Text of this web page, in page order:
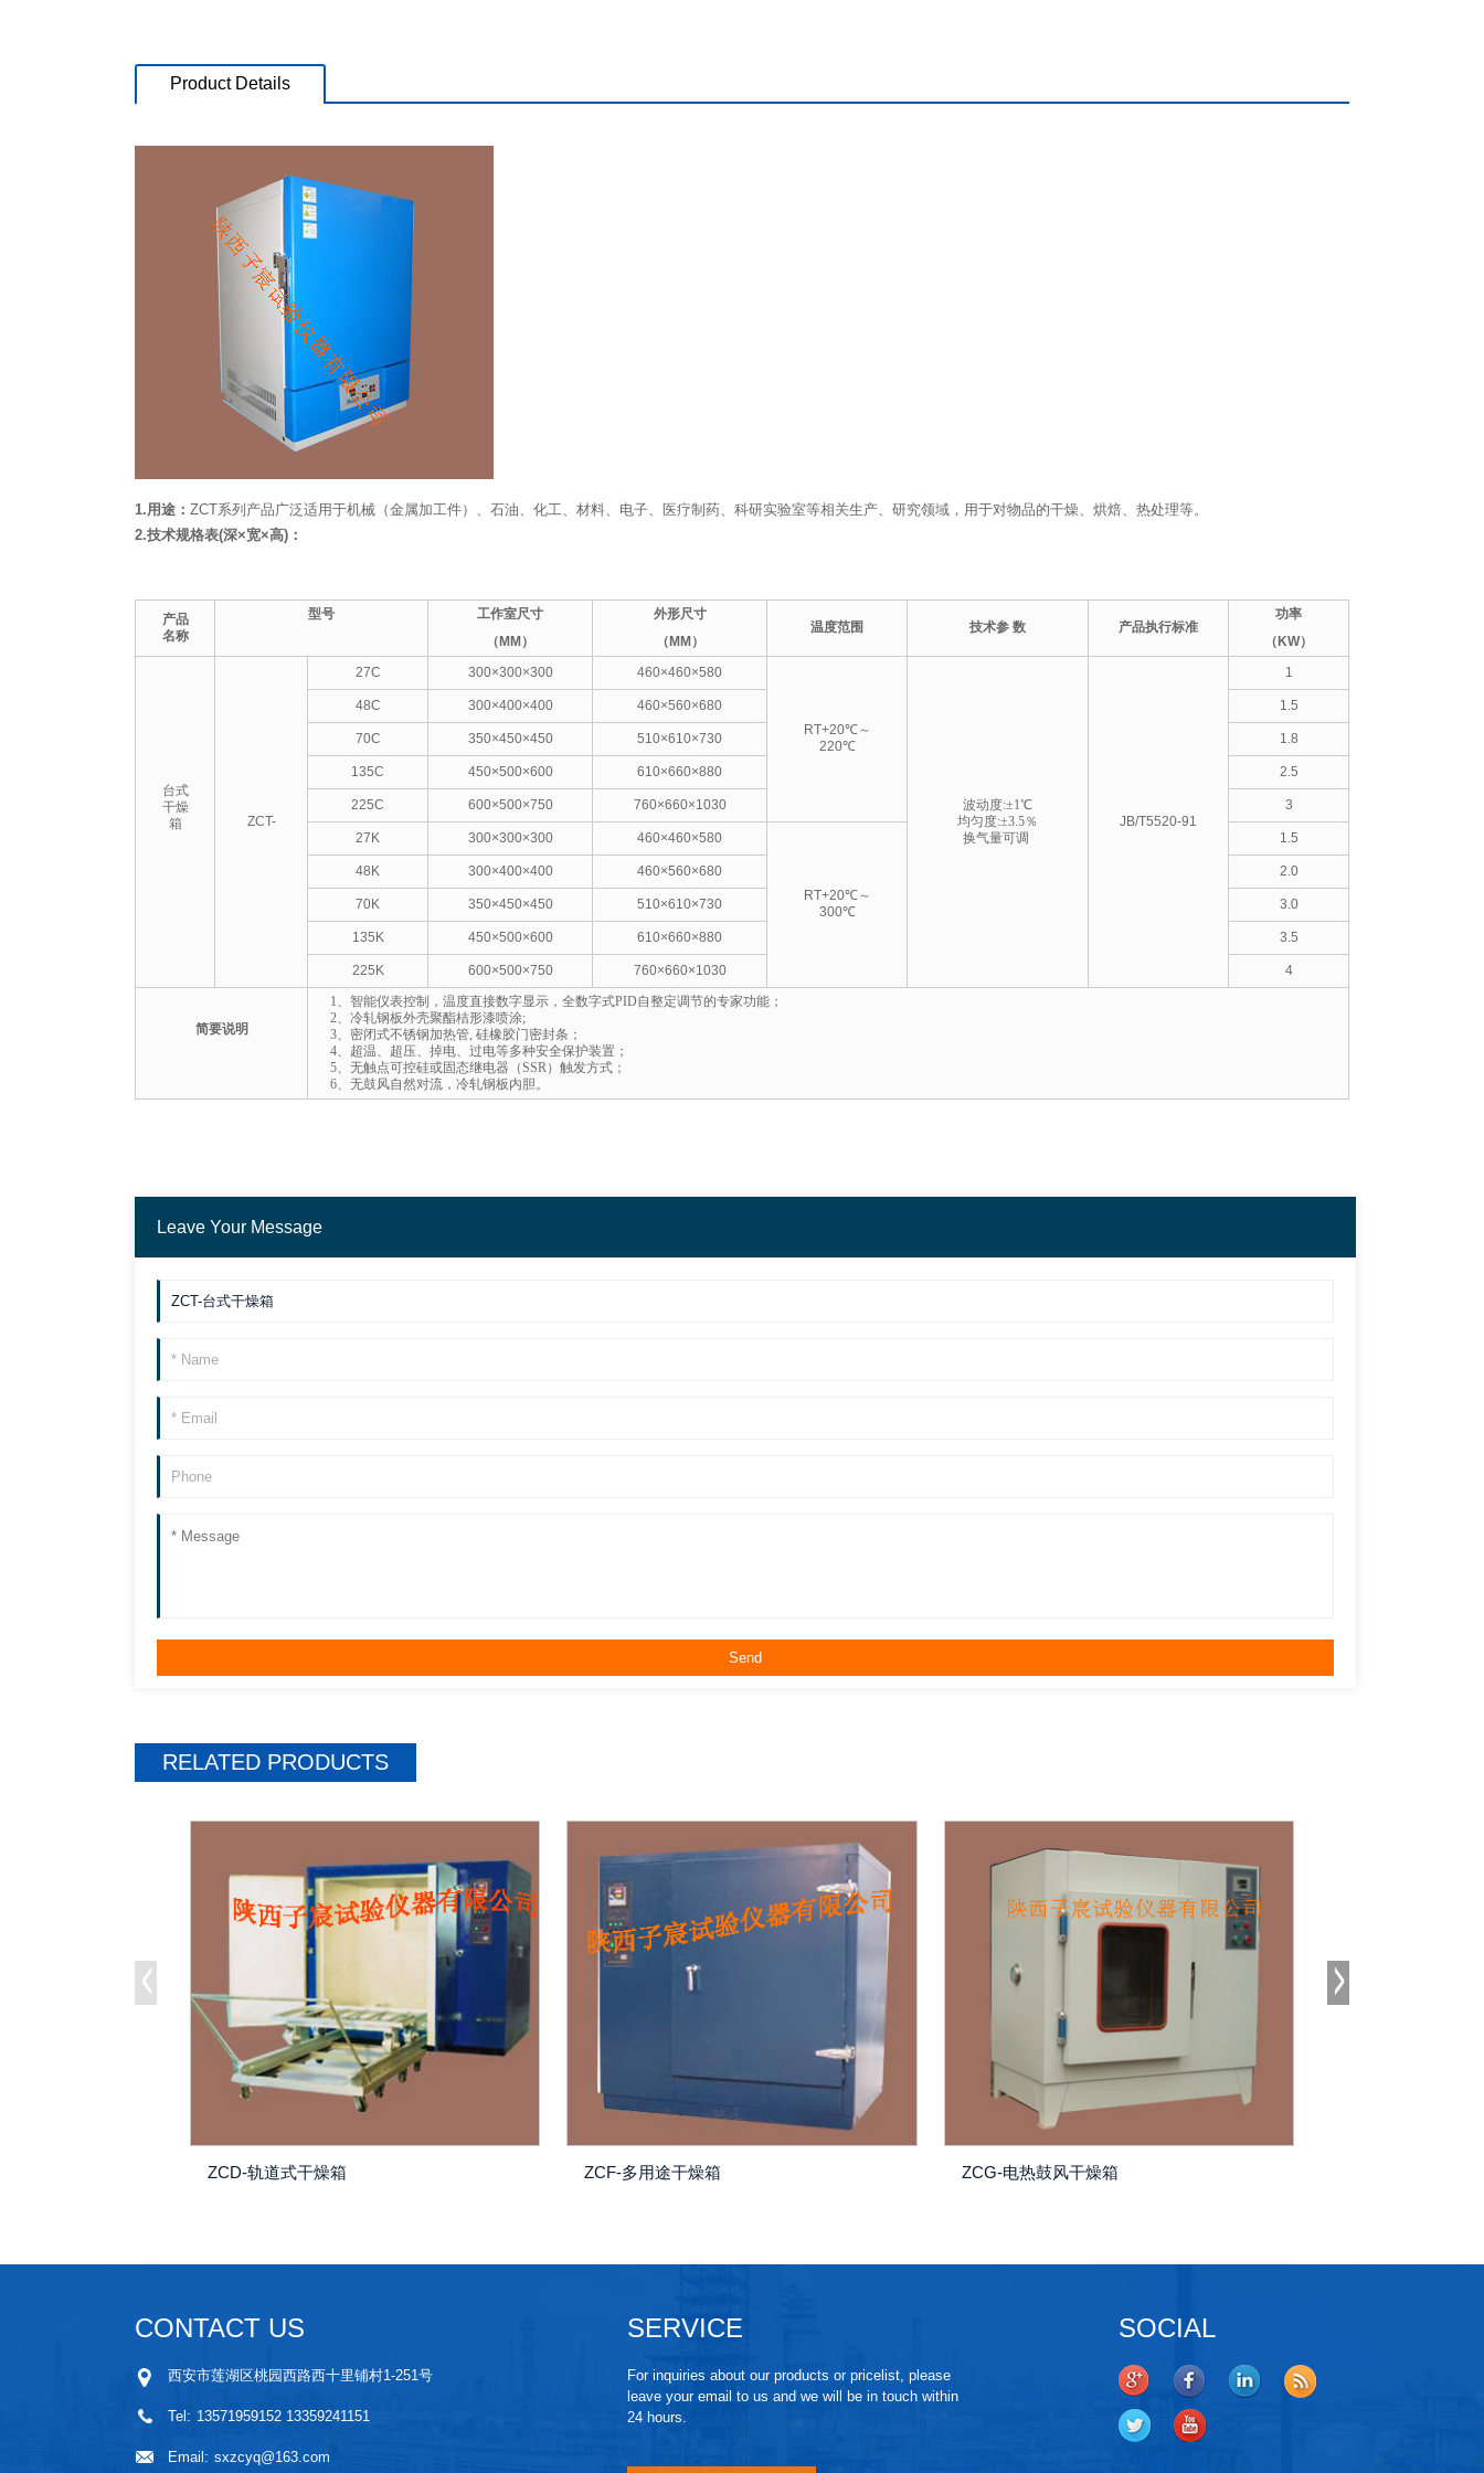
Product Details
1.用途： ZCT系列产品广泛适用于机械（金属加工件）、石油、化工、材料、电子、医疗制药、科研实验室等相关生产、研究领域，用于对物品的干燥、烘焙、热处理等。
2.技术规格表(深×宽×高)：
产品
名称
型号
工作室尺寸
（MM）
外形尺寸
（MM）
温度范围 技术参 数 产品执行标准
功率
（KW）
台式
干燥
箱
ZCT-
27C 300×300×300 460×460×580
RT+20℃～
220℃
波动度:±1℃
均匀度:±3.5％
换气量可调
JB/T5520-91
1
48C 300×400×400 460×560×680 1.5
70C 350×450×450 510×610×730 1.8
135C 450×500×600 610×660×880 2.5
225C 600×500×750 760×660×1030 3
27K 300×300×300 460×460×580
RT+20℃～
300℃
1.5
48K 300×400×400 460×560×680 2.0
70K 350×450×450 510×610×730 3.0
135K 450×500×600 610×660×880 3.5
225K 600×500×750 760×660×1030 4
简要说明
1、智能仪表控制，温度直接数字显示，全数字式PID自整定调节的专家功能；
2、冷轧钢板外壳聚酯桔形漆喷涂;
3、密闭式不锈钢加热管, 硅橡胶门密封条；
4、超温、超压、掉电、过电等多种安全保护装置；
5、无触点可控硅或固态继电器（SSR）触发方式；
6、无鼓风自然对流，冷轧钢板内胆。
Leave Your Message
RELATED PRODUCTS
ZCD-轨道式干燥箱 ZCF-多用途干燥箱 ZCG-电热鼓风干燥箱
CONTACT US
西安市莲湖区桃园西路西十里铺村1-251号
Tel: 13571959152 13359241151
Email: sxzcyq@163.com
SERVICE
For inquiries about our products or pricelist, please
leave your email to us and we will be in touch within
24 hours.
SOCIAL